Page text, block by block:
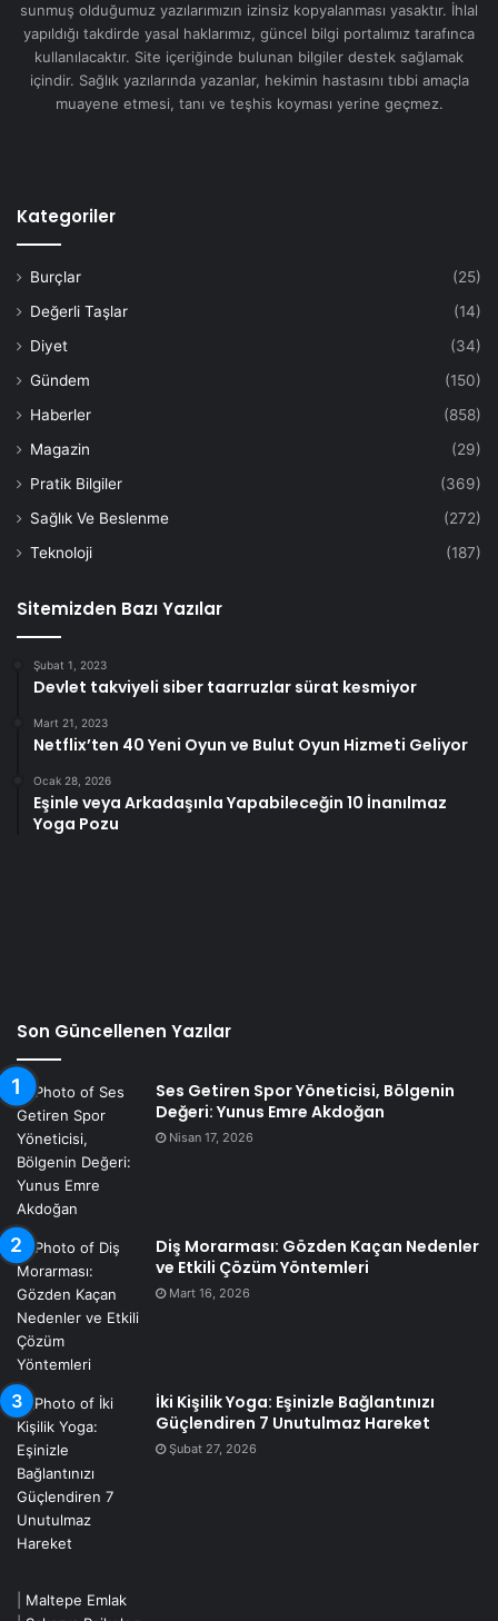
sunmuş olduğumuz yazılarımızın izinsiz kopyalanması yasaktır. İhlal
yapıldığı takdirde yasal haklarımız, güncel bilgi portalımız tarafınca
kullanılacaktır. Site içeriğinde bulunan bilgiler destek sağlamak
içindir. Sağlık yazılarında yazanlar, hekimin hastasını tıbbi amaçla
muayene etmesi, tanı ve teşhis koyması yerine geçmez.
Kategoriler
Burçlar
(25)
Değerli Taşlar
(14)
Diyet
(34)
Gündem
(150)
Haberler
(858)
Magazin
(29)
Pratik Bilgiler
(369)
Sağlık Ve Beslenme
(272)
Teknoloji
(187)
Sitemizden Bazı Yazılar
Şubat 1, 2023
Devlet takviyeli siber taarruzlar sürat kesmiyor
Mart 21, 2023
Netflix’ten 40 Yeni Oyun ve Bulut Oyun Hizmeti Geliyor
Ocak 28, 2026
Eşinle veya Arkadaşınla Yapabileceğin 10 İnanılmaz
Yoga Pozu
Son Güncellenen Yazılar
Ses Getiren Spor Yöneticisi, Bölgenin
Değeri: Yunus Emre Akdoğan
Nisan 17, 2026
Diş Morarması: Gözden Kaçan Nedenler
ve Etkili Çözüm Yöntemleri
Mart 16, 2026
İki Kişilik Yoga: Eşinizle Bağlantınızı
Güçlendiren 7 Unutulmaz Hareket
Şubat 27, 2026
Maltepe Emlak